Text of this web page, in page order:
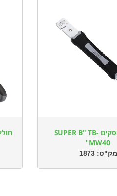
מיישר דיסקים SUPER B" TB-
MW40"
מק"ט:1873